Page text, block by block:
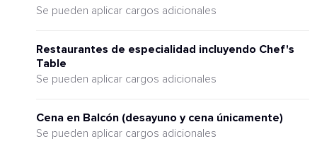
Se pueden aplicar cargos adicionales
Restaurantes de especialidad incluyendo Chef's
Table
Se pueden aplicar cargos adicionales
Cena en Balcón (desayuno y cena únicamente)
Se pueden aplicar cargos adicionales